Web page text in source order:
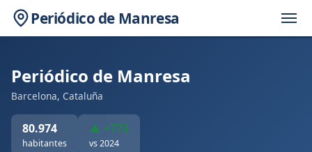
Periódico de Manresa
Periódico de Manresa
Barcelona, Cataluña
80.974
habitantes
▲ +773
vs 2024